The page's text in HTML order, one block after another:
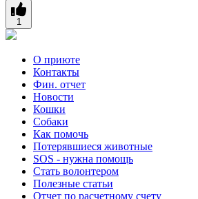
1
О приюте
Контакты
Фин. отчет
Новости
Кошки
Собаки
Как помочь
Потерявшиеся животные
SOS - нужна помощь
Стать волонтером
Полезные статьи
Отчет по расчетному счету